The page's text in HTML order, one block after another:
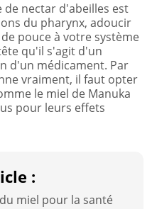
de nectar d'abeilles est
du pharynx, adoucir
pouce à votre système
qu'il s'agit d'un
d'un médicament. Par
vraiment, il faut opter
le miel de Manuka
pour leurs effets
:
miel pour la santé